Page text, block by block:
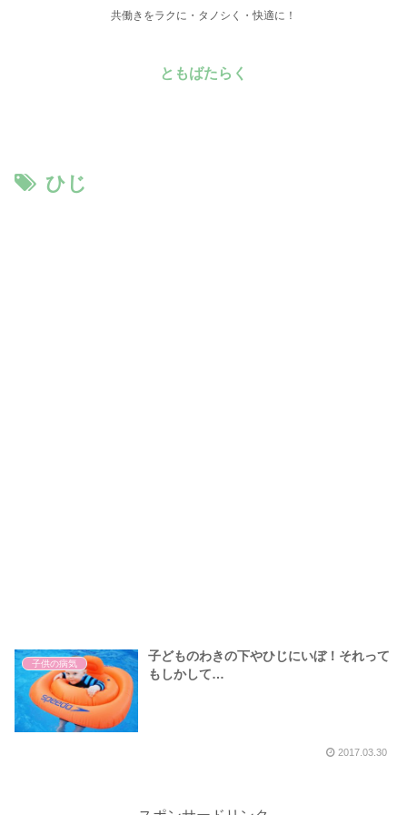
共働きをラクに・タノシく・快適に！
ともばたらく
ひじ
子供の病気
子どものわきの下やひじにいぼ！それって
もしかして…
2017.03.30